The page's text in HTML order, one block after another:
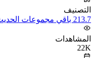
التصنيف
213.7 باقي مجموعات الحديث
المشاهدات
22K